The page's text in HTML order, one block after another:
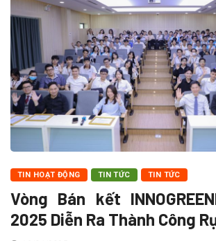
TIN HOẠT ĐỘNG TIN TỨC TIN TỨC
Vòng Bán kết
2025 Diễn Ra Thành Công